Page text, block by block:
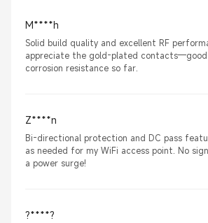
M****h
Solid build quality and excellent RF
appreciate the gold-plated
corrosion resistance so far.
Z****n
Bi-directional protection and DC pass
as needed for my WiFi access point. No
a power surge!
?****?